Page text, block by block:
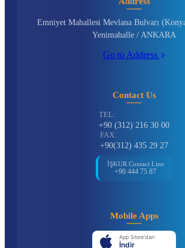
Emniyet Mahallesi Mevlana Bulvarı
Yenimahalle / ANKARA
Go to Address
Contact Us
TEL:
+90 (312) 216 30 00
FAX:
+90(312) 435 29 27
İŞKUR Contact Line
+90 444 75 87
Mobile Apps
App Store'dan
İndir